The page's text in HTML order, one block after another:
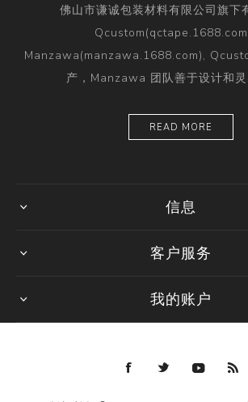
佛山市谦诚包装材料有限公司旗下
Manzawa(manzawa.1688.com),
产，Manzawa 团队善于设计和灵
READ MORE
信息
客户服务
我的账户